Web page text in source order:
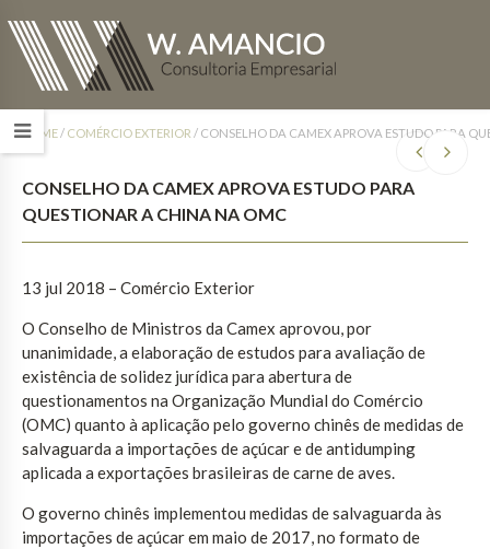
HOME/ COMÉRCIO EXTERIOR / CONSELHO DA CAMEX APROVA ESTUDO PARA
CONSELHO DA CAMEX APROVA ESTUDO PARA
QUESTIONAR A CHINA NA OMC
13 jul 2018 – Comércio Exterior
O Conselho de Ministros da Camex aprovou, por
unanimidade, a elaboração de estudos para avaliação de
existência de solidez jurídica para abertura de
questionamentos na Organização Mundial do Comércio
(OMC) quanto à aplicação pelo governo chinês de medidas de
salvaguarda a importações de açúcar e de antidumping
aplicada a exportações brasileiras de carne de aves.
O governo chinês implementou medidas de salvaguarda às
importações de açúcar em maio de 2017, no formato de